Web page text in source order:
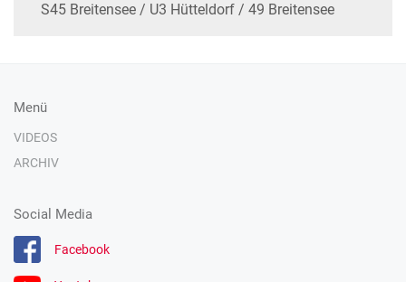
S45 Breitensee / U3 Hütteldorf / 49 Breitensee
Menü
VIDEOS
ARCHIV
Social Media
Facebook